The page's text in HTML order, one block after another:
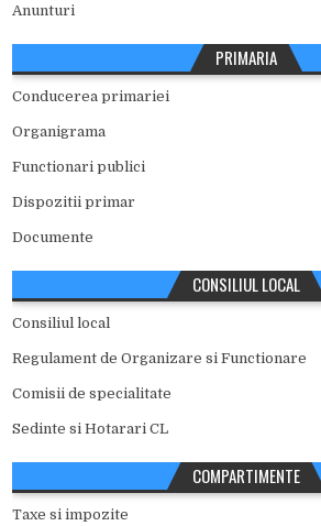
Anunturi
PRIMARIA
Conducerea primariei
Organigrama
Functionari publici
Dispozitii primar
Documente
CONSILIUL LOCAL
Consiliul local
Regulament de Organizare si Functionare
Comisii de specialitate
Sedinte si Hotarari CL
COMPARTIMENTE
Taxe si impozite